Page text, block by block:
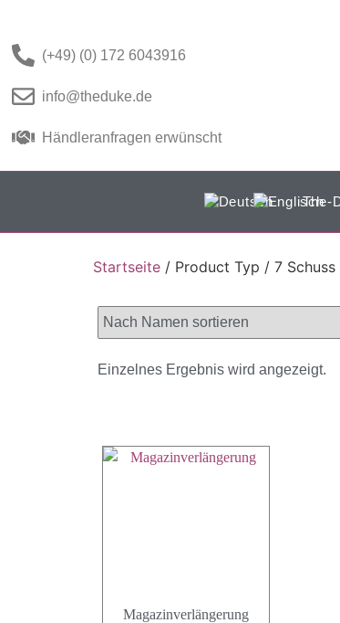
(+49) (0) 172 6043916
info@theduke.de
Händleranfragen erwünscht
The-
Startseite / Product Typ / 7 Schuss
Einzelnes Ergebnis wird angezeigt.
Magazinverlängerung